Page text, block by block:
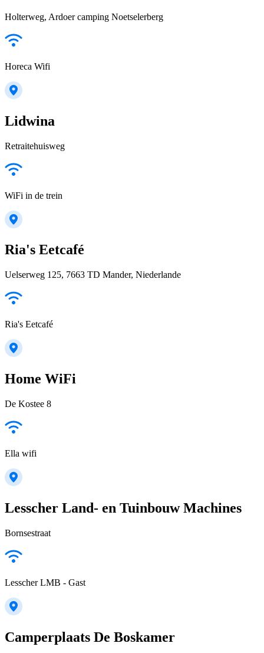
Holterweg, Ardoer camping Noetselerberg
Horeca Wifi
Lidwina
Retraitehuisweg
WiFi in de trein
Ria's Eetcafé
Uelserweg 125, 7663 TD Mander, Niederlande
Ria's Eetcafé
Home WiFi
De Kostee 8
Ella wifi
Lesscher Land- en Tuinbouw Machines
Bornsestraat
Lesscher LMB - Gast
Camperplaats De Boskamer